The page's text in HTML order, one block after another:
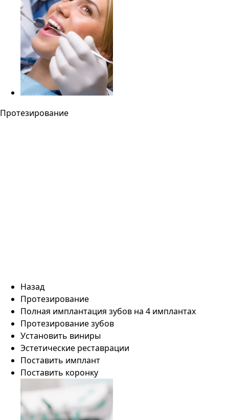
Протезирование
Назад
Протезирование
Полная имплантация зубов на 4 имплантах
Протезирование зубов
Установить виниры
Эстетические реставрации
Поставить имплант
Поставить коронку